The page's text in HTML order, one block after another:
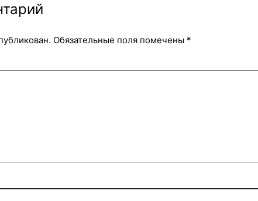
Обязательные поля помечены *